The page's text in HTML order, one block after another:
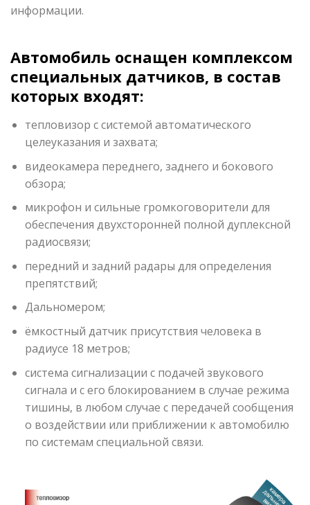
информации.
Автомобиль оснащен комплексом
специальных датчиков, в состав
которых входят:
тепловизор с системой автоматического
целеуказания и захвата;
видеокамера переднего, заднего и бокового
обзора;
микрофон и сильные громкоговорители для
обеспечения двухсторонней полной дуплексной
радиосвязи;
передний и задний радары для определения
препятствий;
Дальномером;
ёмкостный датчик присутствия человека в
радиусе 18 метров;
система сигнализации с подачей звукового
сигнала и с его блокированием в случае режима
тишины, в любом случае с передачей сообщения
о воздействии или приближении к автомобилю
по системам специальной связи.